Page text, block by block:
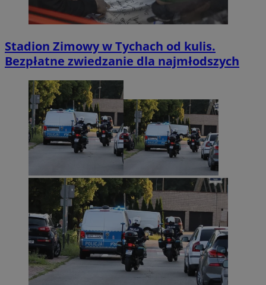
Stadion Zimowy w Tychach od kulis.
Bezpłatne zwiedzanie dla najmłodszych